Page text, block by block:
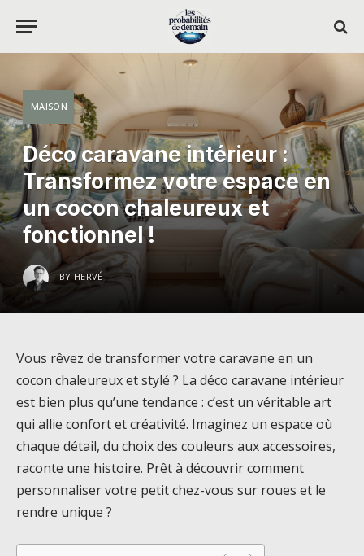
MAISON
Déco caravane intérieur :
Transformez votre espace en
un cocon chaleureux et
fonctionnel !
BY HERVÉ
Vous rêvez de transformer votre caravane en un
cocon chaleureux et stylé ? La déco caravane intérieur
est bien plus qu’une tendance : c’est un véritable art
qui allie confort et créativité. Imaginez un espace où
chaque détail, du choix des couleurs aux accessoires,
raconte une histoire. Prêt à découvrir comment
personnaliser votre petit chez-vous sur roues et le
rendre unique ?